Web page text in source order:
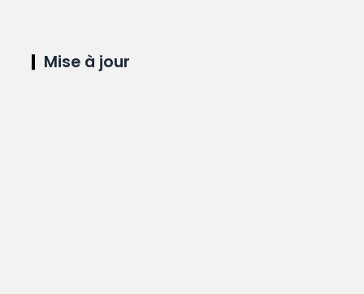
Mise à jour